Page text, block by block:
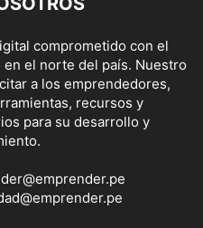
comprometido con el
el norte del país. Nuestro
a los emprendedores,
recursos y
para su desarrollo y